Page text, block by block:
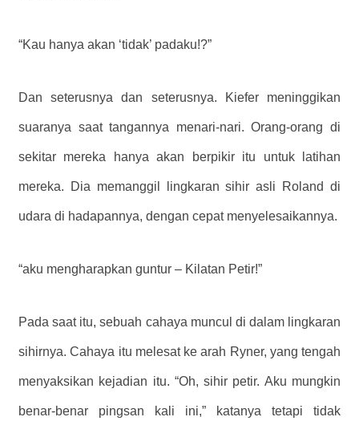
“Kau hanya akan ‘tidak’ padaku!?”
Dan seterusnya dan seterusnya. Kiefer meninggikan
suaranya saat tangannya menari-nari. Orang-orang di
sekitar mereka hanya akan berpikir itu untuk latihan
mereka. Dia memanggil lingkaran sihir asli Roland di
udara di hadapannya, dengan cepat menyelesaikannya.
“aku mengharapkan guntur – Kilatan Petir!”
Pada saat itu, sebuah cahaya muncul di dalam lingkaran
sihirnya. Cahaya itu melesat ke arah Ryner, yang tengah
menyaksikan kejadian itu. “Oh, sihir petir. Aku mungkin
benar-benar pingsan kali ini,” katanya tetapi tidak